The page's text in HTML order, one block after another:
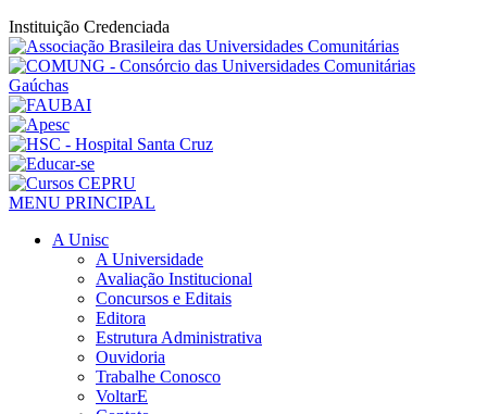
Instituição Credenciada
MENU PRINCIPAL
A Unisc
A Universidade
Avaliação Institucional
Concursos e Editais
Editora
Estrutura Administrativa
Ouvidoria
Trabalhe Conosco
VoltarE